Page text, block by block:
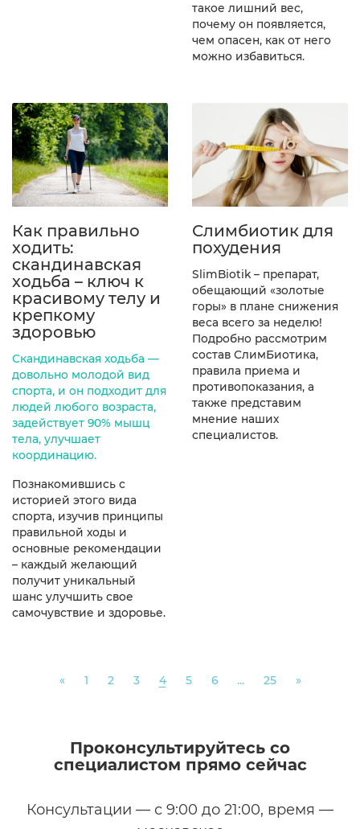
такое лишний вес,
почему он появляется,
чем опасен, как от него
можно избавиться.
Как правильно
ходить:
скандинавская
ходьба – ключ к
красивому телу и
крепкому
здоровью
Скандинавская ходьба —
довольно молодой вид
спорта, и он подходит для
людей любого возраста,
задействует 90% мышц
тела, улучшает
координацию.
Познакомившись с
историей этого вида
спорта, изучив принципы
правильной ходы и
основные рекомендации
– каждый желающий
получит уникальный
шанс улучшить свое
самочувствие и здоровье.
Слимбиотик для
похудения
SlimBiotik – препарат,
обещающий «золотые
горы» в плане снижения
веса всего за неделю!
Подробно рассмотрим
состав СлимБиотика,
правила приема и
противопоказания, а
также представим
мнение наших
специалистов.
«Previous
1 2 3 4 5 6 ... 25 »Next
Проконсультируйтесь со
специалистом прямо сейчас
Консультации — с 9:00 до 21:00, время —